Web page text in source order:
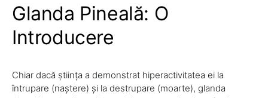
Glanda Pineală: O
Introducere
Chiar dacă știința a demonstrat hiperactivitatea ei la
întrupare (naștere) și la destrupare (moarte), glanda